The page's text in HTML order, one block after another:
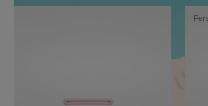
VIDEO
IST